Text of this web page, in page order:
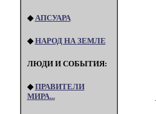
◆ АПСУАРА
◆НАРОД НА ЗЕМЛЕ
ЛЮДИ И СОБЫТИЯ:
◆ПРАВИТЕЛИ
МИРА...